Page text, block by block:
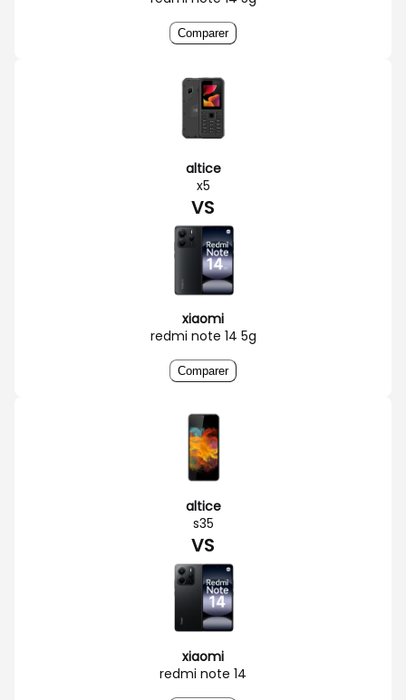
Comparer
altice
x5
VS
xiaomi
redmi note 14 5g
Comparer
altice
s35
VS
xiaomi
redmi note 14